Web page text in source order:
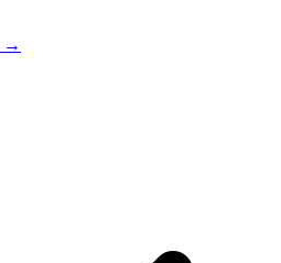
→